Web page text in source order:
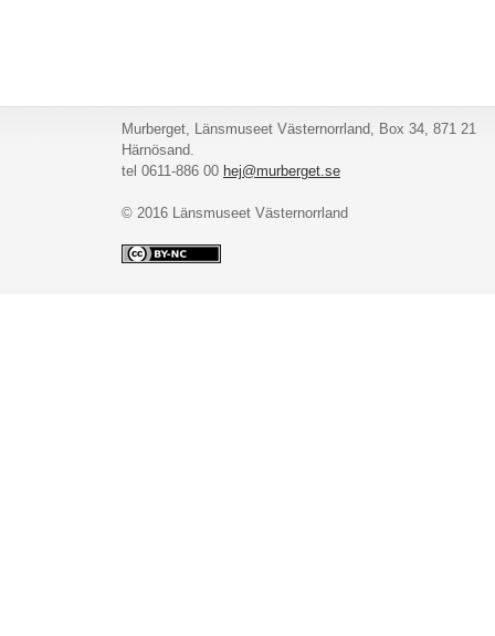
Murberget, Länsmuseet Västernorrland, Box 34, 871 21
Härnösand.
tel 0611-886 00 hej@murberget.se
© 2016 Länsmuseet Västernorrland